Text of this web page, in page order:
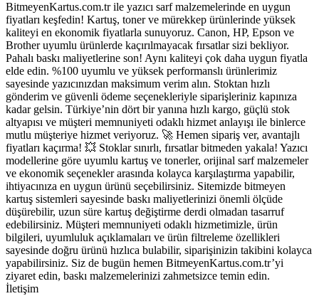
BitmeyenKartus.com.tr ile yazıcı sarf malzemelerinde en uygun
fiyatları keşfedin! Kartuş, toner ve mürekkep ürünlerinde yüksek
kaliteyi en ekonomik fiyatlarla sunuyoruz. Canon, HP, Epson ve
Brother uyumlu ürünlerde kaçırılmayacak fırsatlar sizi bekliyor.
Pahalı baskı maliyetlerine son! Aynı kaliteyi çok daha uygun fiyatla
elde edin. %100 uyumlu ve yüksek performanslı ürünlerimiz
sayesinde yazıcınızdan maksimum verim alın. Stoktan hızlı
gönderim ve güvenli ödeme seçenekleriyle siparişleriniz kapınıza
kadar gelsin. Türkiye’nin dört bir yanına hızlı kargo, güçlü stok
altyapısı ve müşteri memnuniyeti odaklı hizmet anlayışı ile binlerce
mutlu müşteriye hizmet veriyoruz. 🚀 Hemen sipariş ver, avantajlı
fiyatları kaçırma! 💥 Stoklar sınırlı, fırsatlar bitmeden yakala! Yazıcı
modellerine göre uyumlu kartuş ve tonerler, orijinal sarf malzemeler
ve ekonomik seçenekler arasında kolayca karşılaştırma yapabilir,
ihtiyacınıza en uygun ürünü seçebilirsiniz. Sitemizde bitmeyen
kartuş sistemleri sayesinde baskı maliyetlerinizi önemli ölçüde
düşürebilir, uzun süre kartuş değiştirme derdi olmadan tasarruf
edebilirsiniz. Müşteri memnuniyeti odaklı hizmetimizle, ürün
bilgileri, uyumluluk açıklamaları ve ürün filtreleme özellikleri
sayesinde doğru ürünü hızlıca bulabilir, siparişinizin takibini kolayca
yapabilirsiniz. Siz de bugün hemen BitmeyenKartus.com.tr’yi
ziyaret edin, baskı malzemelerinizi zahmetsizce temin edin.
İletişim